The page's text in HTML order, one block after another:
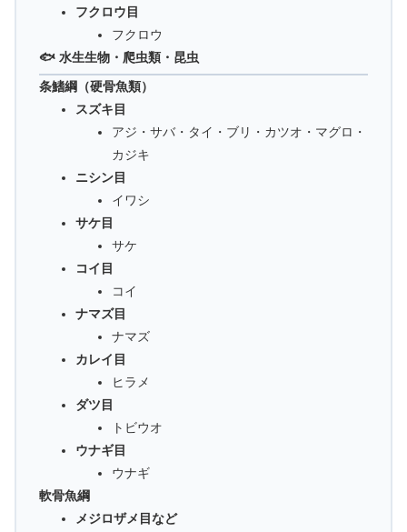
フクロウ目
フクロウ
🐟 水生生物・爬虫類・昆虫
条鰭綱（硬骨魚類）
スズキ目
アジ・サバ・タイ・ブリ・カツオ・マグロ・
カジキ
ニシン目
イワシ
サケ目
サケ
コイ目
コイ
ナマズ目
ナマズ
カレイ目
ヒラメ
ダツ目
トビウオ
ウナギ目
ウナギ
軟骨魚綱
メジロザメ目など